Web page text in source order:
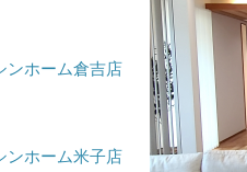
ンホーム倉吉店
ンホーム米子店